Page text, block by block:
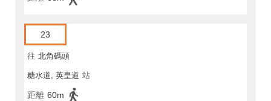
23
往 北角碼頭
糖水道, 英皇道 站
距離 60m